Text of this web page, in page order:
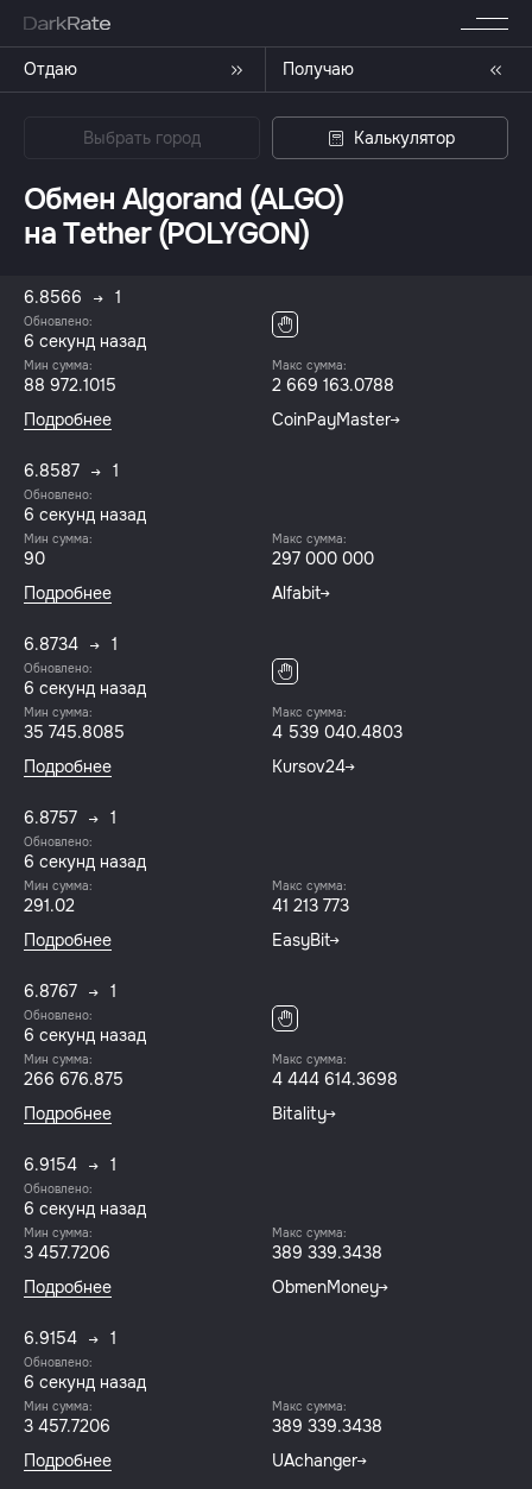
Отдаю Получаю
Выбрать город Калькулятор
Обмен Algorand (ALGO)
на Tether (POLYGON)
6.8566 1
Обновлено:
7 секунд назад
Мин сумма:
88 972.1015
Макс сумма:
2 669 163.0788
Подробнее
CoinPayMaster
6.8587 1
Обновлено:
7 секунд назад
Мин сумма:
90
Макс сумма:
297 000 000
Подробнее
Alfabit
6.8734 1
Обновлено:
7 секунд назад
Мин сумма:
35 745.8085
Макс сумма:
4 539 040.4803
Подробнее
Kursov24
6.8757 1
Обновлено:
7 секунд назад
Мин сумма:
291.02
Макс сумма:
41 213 773
Подробнее
EasyBit
6.8767 1
Обновлено:
7 секунд назад
Мин сумма:
266 676.875
Макс сумма:
4 444 614.3698
Подробнее
Bitality
6.9154 1
Обновлено:
7 секунд назад
Мин сумма:
3 457.7206
Макс сумма:
389 339.3438
Подробнее
ObmenMoney
6.9154 1
Обновлено:
7 секунд назад
Мин сумма:
3 457.7206
Макс сумма:
389 339.3438
Подробнее
UAchanger